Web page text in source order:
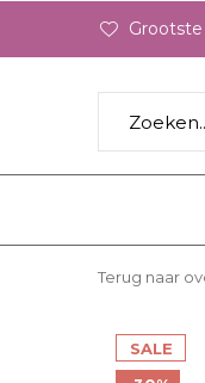
Terug naar
SALE